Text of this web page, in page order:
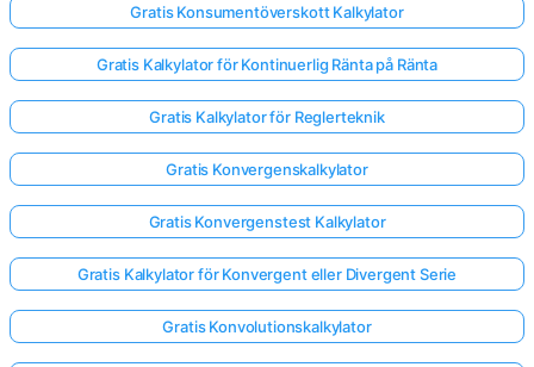
Gratis Konsumentöverskott Kalkylator
Gratis Kalkylator för Kontinuerlig Ränta på Ränta
Gratis Kalkylator för Reglerteknik
Gratis Konvergenskalkylator
Gratis Konvergenstest Kalkylator
Gratis Kalkylator för Konvergent eller Divergent Serie
Gratis Konvolutionskalkylator